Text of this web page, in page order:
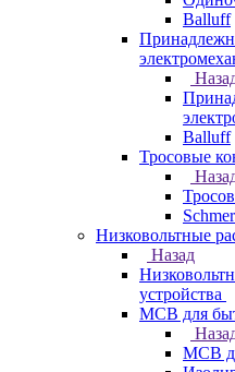
Balluff
Balluff
Тросовые
Низковольтные
Назад
устройства
MCB для
MCB